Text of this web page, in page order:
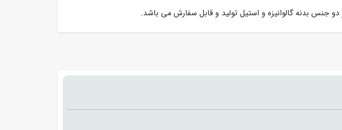
جنس بدنه گالوانیزه و استیل تولید و قابل سفارش می باشد.